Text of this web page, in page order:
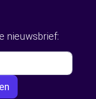
nieuwsbrief: